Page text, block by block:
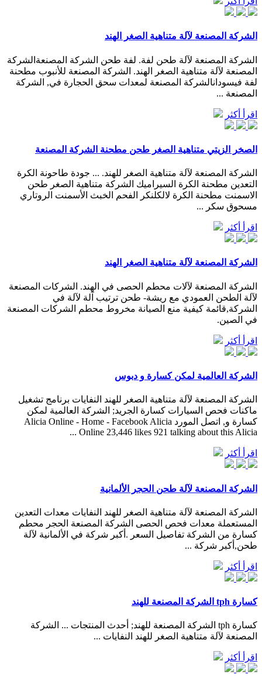
الشركة المصنعة لآلة متناهية الصغر الهند
الشركة المصنعة لآلة طحن لفة. لفة طحن الشركة المصنعةالشركة
المصنعة لآلة متناهية الصغر الهند. الشركة المصنعة للأنبوب مطحنة
لفة فيسودانالشركة المصنعة لمعدات سحق الحجارة في, الشركة
المصنعة ...
اقرأ أكثر
الصخر الزيتي متناهية الصغر طحن مطحنة الشركة المصنعة
الشركة المصنعة لآلة متناهية الصغر للهند. ... جودة طاحونة الكرة
التعدين مطحنة الكرة السيراميك الشركة متناهية الصغر طحن
الاسمنت مطحنة الكرة لالكلنكر الفحم الخبث الأسمنت الروتاري
مسحوق سكر ...
اقرأ أكثر
الشركة المصنعة لآلة متناهية الصغر الهند
الشركة المصنعة لآلات محطم الحصى في الهند. الشركات المصنعة
لآلة الطحن العمودي مع ريشة- طحن ترتيب آلة لآلة في
الشركة,قائمة كيفية منع الصيانة مخروط محطم الشركات المصنعة
في الصين.
اقرأ أكثر
الشركة العالمية لمكن كسارة و دبوس
الشركة المصنعة لآلة متناهية الصغر للهند النفايات برنامج تشغيل
ماكنات فحص السيارات كسارة الجريد; الشركة العالمية لمكن
كسارة و, اتصل المورد Alicia Online - Home - Facebook Alicia
Online 23,446 likes 921 talking about this Alicia ...
اقرأ أكثر
الشركة المصنعة لآلة طحن الحجر الألمانية
الشركة المصنعة لآلة متناهية الصغر للهند النفايات معدات التعدين
المستعملة معدات فحص الحصى الشركة المصنعة الحجر محطم
كسارة من الشركة تفاصيل السعر .أكبر شركة في الألمانية لآلة
طحن,أكبر شركة ...
اقرأ أكثر
كسارة tph الشركة المصنعة للهند
كسارة tph الشركة المصنعة للهند; أحدث المنتجات ... الشركة
المصنعة لآلة متناهية الصغر للهند النفايات ...
اقرأ أكثر